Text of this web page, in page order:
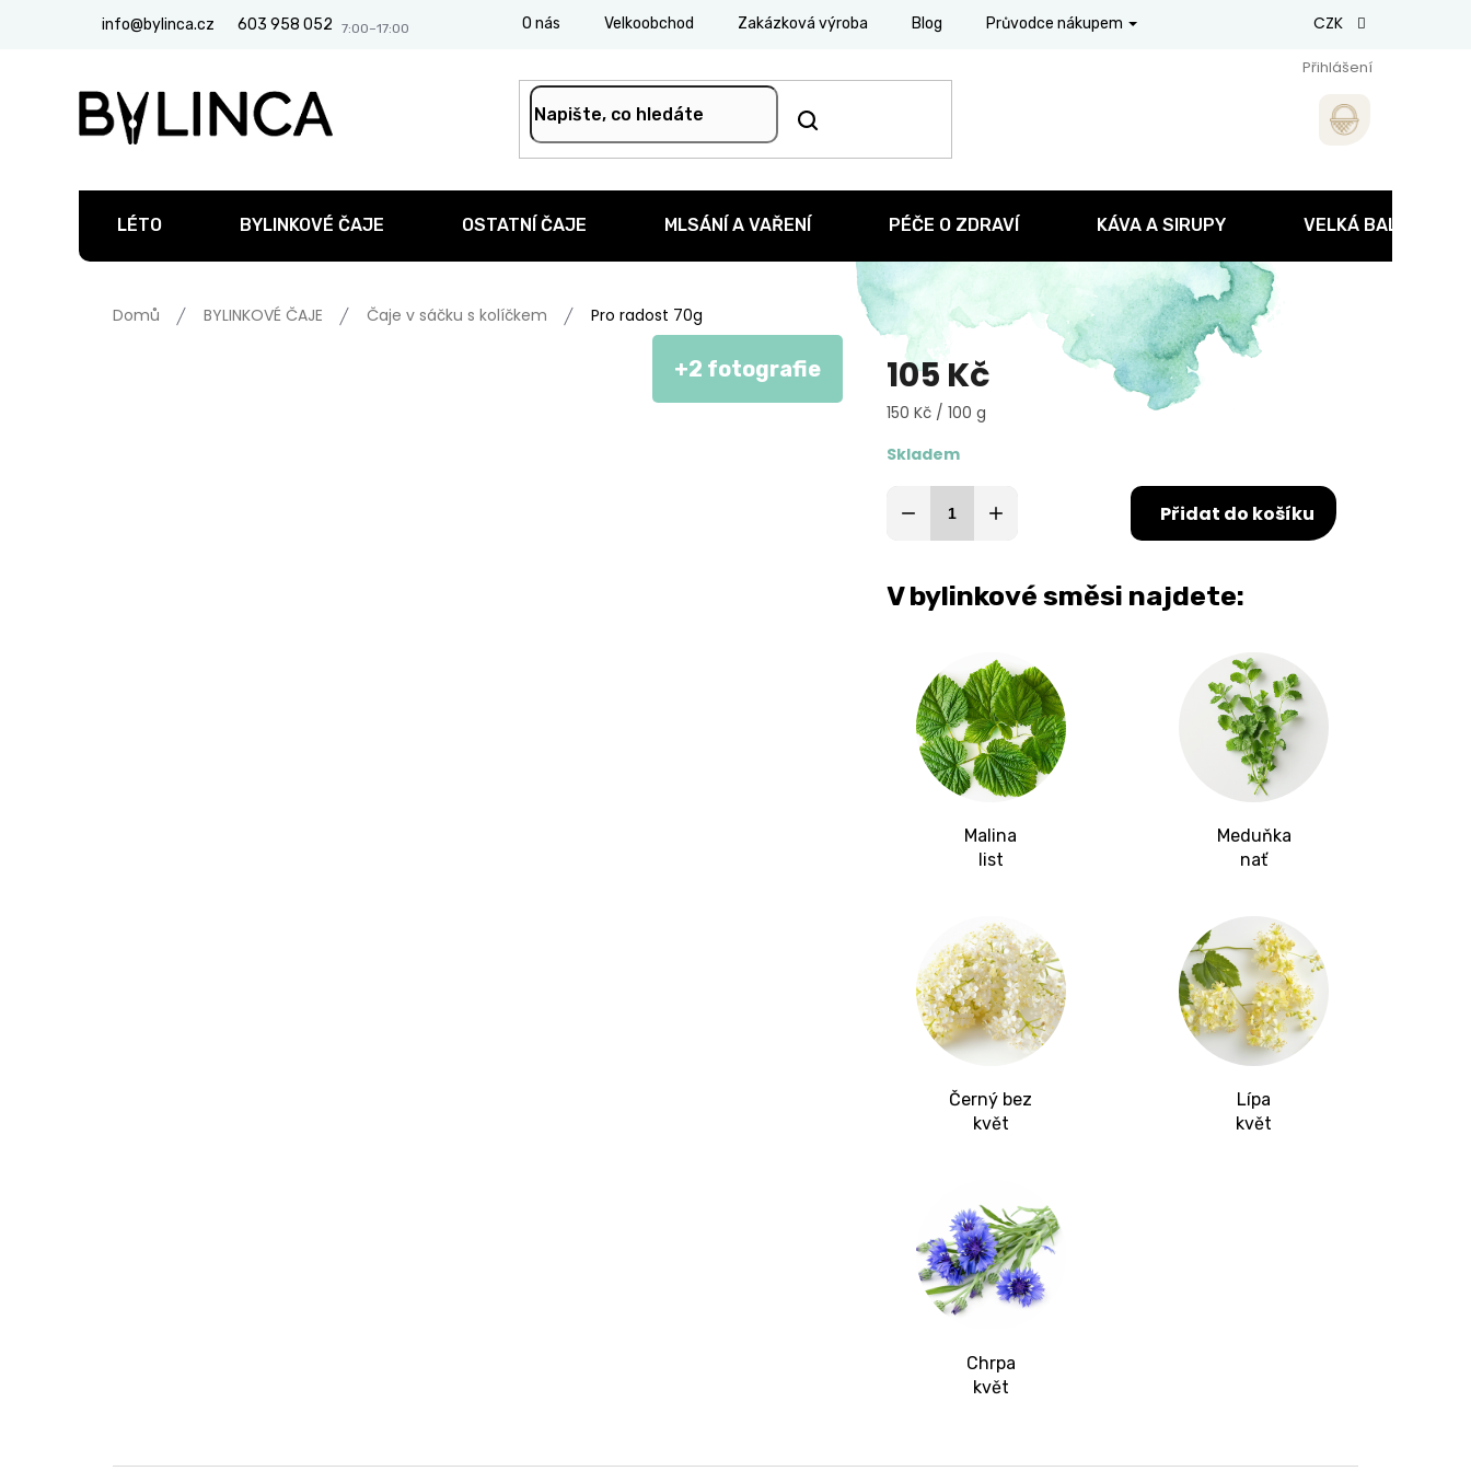
603 958 052
info@bylinca.cz O nás Velkoobchod Zakázková výroba Blog Průvodce nákupem CZK
Přihlášení
LÉTO BYLINKOVÉ ČAJE OSTATNÍ ČAJE MLSÁNÍ A VAŘENÍ PÉČE O ZDRAVÍ KÁVA A SIRUPY VELKÁ BALENÍ
Domů BYLINKOVÉ ČAJE Čaje v sáčku s kolíčkem Pro radost 70g
+2 fotografie 105 Kč
Měrná
150 Kč / 100 g
Skladem
Přidat do košíku
V bylinkové směsi najdete:
Malina
list
Meduňka
nať
Černý bez
květ
Lípa
květ
Chrpa
květ